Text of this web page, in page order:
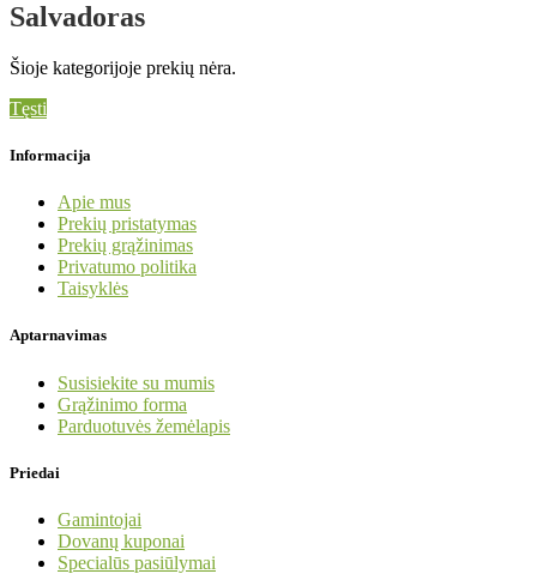
Salvadoras
Šioje kategorijoje prekių nėra.
Tęsti
Informacija
Apie mus
Prekių pristatymas
Prekių grąžinimas
Privatumo politika
Taisyklės
Aptarnavimas
Susisiekite su mumis
Grąžinimo forma
Parduotuvės žemėlapis
Priedai
Gamintojai
Dovanų kuponai
Specialūs pasiūlymai